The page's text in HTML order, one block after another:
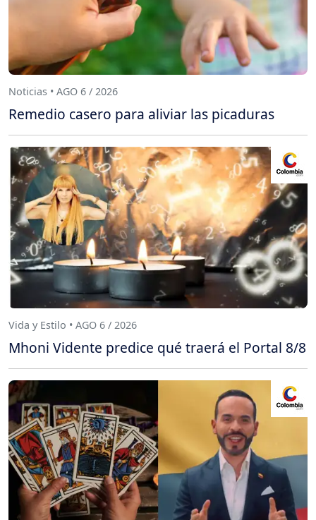
Noticias • AGO 6 / 2026
Remedio casero para aliviar las picaduras
Vida y Estilo • AGO 6 / 2026
Mhoni Vidente predice qué traerá el Portal 8/8